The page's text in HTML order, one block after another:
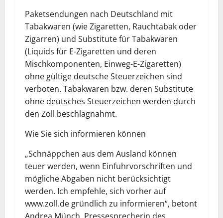
Paketsendungen nach Deutschland mit
Tabakwaren (wie Zigaretten, Rauchtabak oder
Zigarren) und Substitute für Tabakwaren
(Liquids für E-Zigaretten und deren
Mischkomponenten, Einweg-E-Zigaretten)
ohne gültige deutsche Steuerzeichen sind
verboten. Tabakwaren bzw. deren Substitute
ohne deutsches Steuerzeichen werden durch
den Zoll beschlagnahmt.
Wie Sie sich informieren können
„Schnäppchen aus dem Ausland können
teuer werden, wenn Einfuhrvorschriften und
mögliche Abgaben nicht berücksichtigt
werden. Ich empfehle, sich vorher auf
www.zoll.de gründlich zu informieren“, betont